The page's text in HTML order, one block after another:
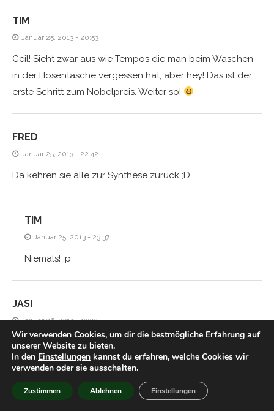
TIM
Januar 25, 2013 - 20:53
Geil! Sieht zwar aus wie Tempos die man beim Waschen
in der Hosentasche vergessen hat, aber hey! Das ist der
erste Schritt zum Nobelpreis. Weiter so!
FRED
Januar 25, 2013 - 22:42
Da kehren sie alle zur Synthese zurück ;D
TIM
Januar 25, 2013 - 23:37
Niemals! ;p
JASI
Januar 26, 2013 - 19:22
Süß
TIM
Wir verwenden Cookies, um dir die bestmögliche Erfahrung auf
unserer Website zu bieten.
In den Einstellungen kannst du erfahren, welche Cookies wir
verwenden oder sie ausschalten.
Zustimmen Ablehnen Einstellungen